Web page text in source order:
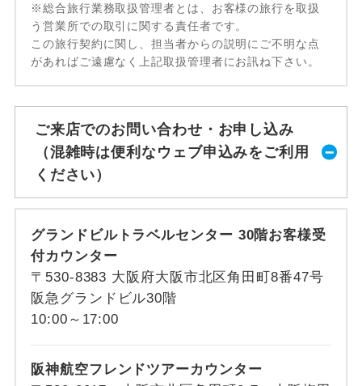
※総合旅行業務取扱管理者とは、お客様の旅行を取扱
う営業所での取引に関する責任者です。
この旅行契約に関し、担当者からの説明にご不明な点
があればご遠慮なく上記取扱管理者にお訊ね下さい。
ご来店でのお問い合わせ・お申し込み
（混雑時は便利なウェブ申込みをご利用
ください）
グランドビルトラベルセンター 30階お客様受
付カウンター
〒530-8383 大阪府大阪市北区角田町8番47号
阪急グランドビル30階
10:00～17:00
阪神航空フレンドツアーカウンター